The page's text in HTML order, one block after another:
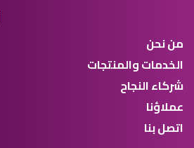
من نحن
الخدمات والمنتجات
شركاء النجاح
عملاؤنا
اتصل بنا